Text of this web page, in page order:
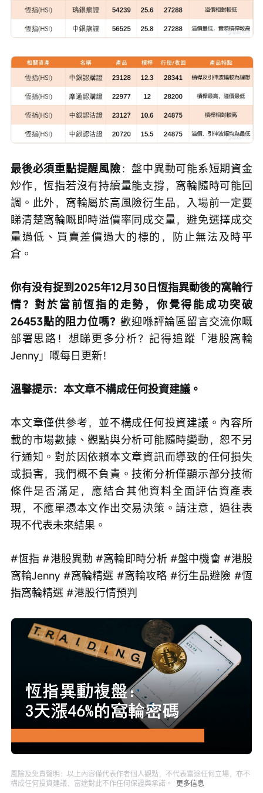
最後必須重點提醒風險：盤中異動可能系短期資金
炒作，恆指若沒有持續量能支撐，窩輪隨時可能回
調。此外，窩輪屬於高風險衍生品，入場前一定要
睇清楚窩輪嘅即時溢價率同成交量，避免選擇成交
量過低、買賣差價過大的標的，防止無法及時平
倉。
你有没有捉到2025年12月30日恆指異動後的窩輪行
情？對於當前恆指的走勢，你覺得能成功突破
26453點的阻力位嗎？歡迎喺評論區留言交流你嘅
部署思路！想睇更多分析？記得追蹤「港股窩輪
Jenny」嘅每日更新！
溫馨提示：本文章不構成任何投資建議。
本文章僅供參考，並不構成任何投資建議。內容所
載的市場數據、觀點與分析可能隨時變動，恕不另
行通知。對於因依賴本文章資訊而導致的任何損失
或損害，我們概不負責。技術分析僅顯示部分技術
條件是否滿足，應結合其他資料全面評估資產表
現，不應單憑本文作出交易決策。請注意，過往表
現不代表未來結果。
#恆指 #港股異動 #窩輪即時分析 #盤中機會 #港股
窩輪Jenny #窩輪精選 #窩輪攻略 #衍生品避險 #恆
指窩輪精選 #港股行情預判
消 /
0%
0%
放
度
風險及免責聲明：以上內容僅代表作者個人觀點，不代表富途任何立場，亦不
構成任何投資建議，富途對此不作任何保證與承諾。
更多信息